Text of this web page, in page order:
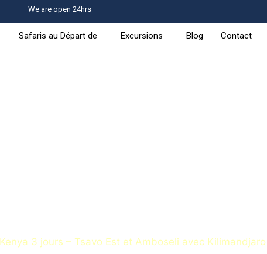
We are open 24hrs
Safaris au Départ de Excursions Blog Contact
3 jours – Tsavo Est et Amboseli avec Kilimandjaro